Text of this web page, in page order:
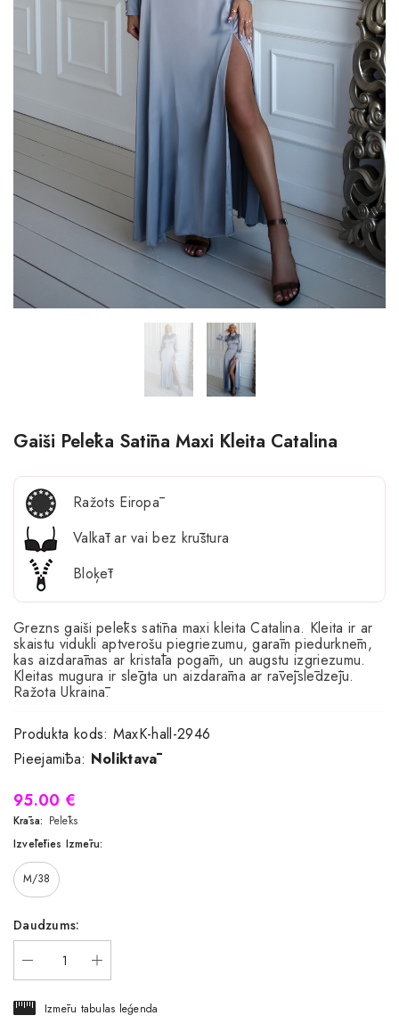
Gaiši Pelēka Satīna Maxi Kleita Catalina
Ražots Eiropā
Valkāt ar vai bez krūštura
Bloķēt
Grezns gaiši pelēks satīna maxi kleita Catalina. Kleita ir ar
skaistu vidukli aptverošu piegriezumu, garām piedurknēm,
kas aizdarāmas ar kristāla pogām, un augstu izgriezumu.
Kleitas mugura ir slēgta un aizdarāma ar rāvējslēdzēju.
Ražota Ukrainā.
Produkta kods: MaxK-hall-2946
Pieejamība: Noliktavā
95.00 €
Krāsa: Pelēks
Izvēlēties Izmēru:
M/38
Daudzums:
Izmēru tabulas leģenda